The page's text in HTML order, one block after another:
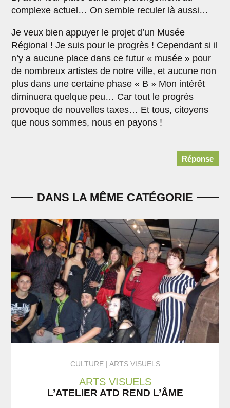
complexe actuel… On semble reculer là aussi…
Je veux bien appuyer le projet d’un Musée
Régional ! Je suis pour le progrès ! Cependant si il
n’y a aucune place dans ce futur « musée » pour
de nombreux artistes de notre ville, et aucune non
plus dans une certaine phase « B » Mon intérêt
diminuera quelque peu… Car tout le progrès
provoque de nouvelles taxes… Et tous, citoyens
que nous sommes, nous en payons !
Réponse
DANS LA MÊME CATÉGORIE
CULTURE ARTS VISUELS
ARTS VISUELS
L’ATELIER ATD REND L’ÂME